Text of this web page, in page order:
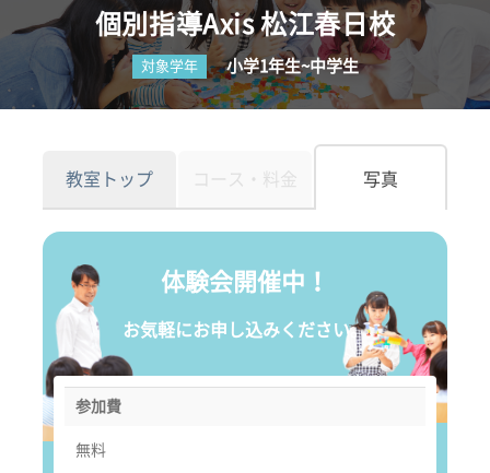
個別指導Axis 松江春日校
対象学年 小学1年生~中学生
教室トップ コース・料金 写真
体験会開催中！
お気軽にお申し込みください。
参加費
無料